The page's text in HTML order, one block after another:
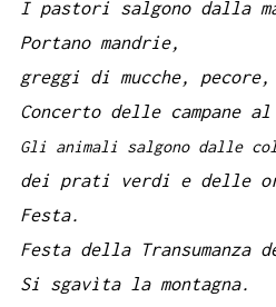
I pastori salgono dalla
Portano mandrie,
greggi di mucche, pecore,
Concerto delle campane
Gli animali salgono dalle
dei prati verdi e delle
Festa.
Festa della
Si sgavìta la montagna.